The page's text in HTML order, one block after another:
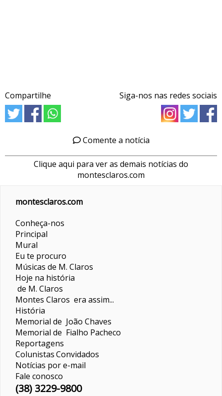
Compartilhe Siga-nos nas redes sociais
Comente a notícia
Clique aqui para ver as demais notícias do
montesclaros.com
montesclaros.com
Conheça-nos
Principal
Mural
Eu te procuro
Músicas de M. Claros
Hoje na história
de M. Claros
Montes Claros era assim...
História
Memorial de João Chaves
Memorial de Fialho Pacheco
Reportagens
ColunistasConvidados
Notícias por e-mail
Fale conosco
(38) 3229-9800